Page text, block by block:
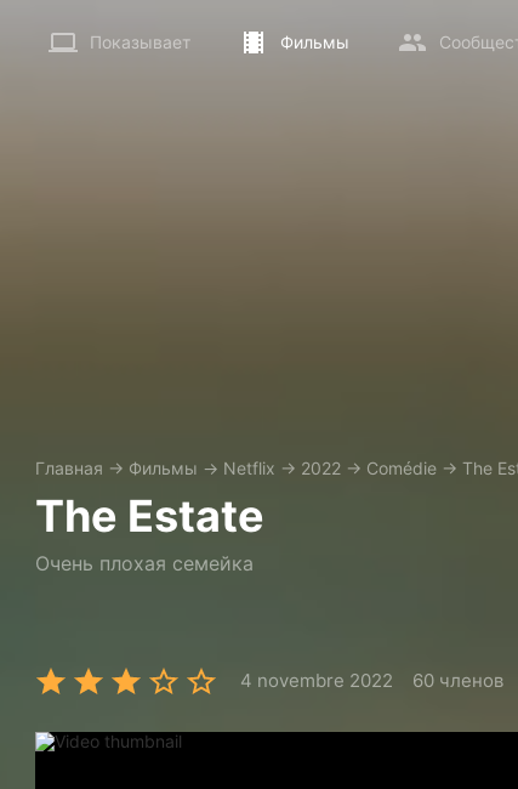
Показывает Фильмы
Главная → Фильмы → Netflix → 2022 → Comédie → The
The Estate
Очень плохая семейка
4 novembre 2022 60 членов